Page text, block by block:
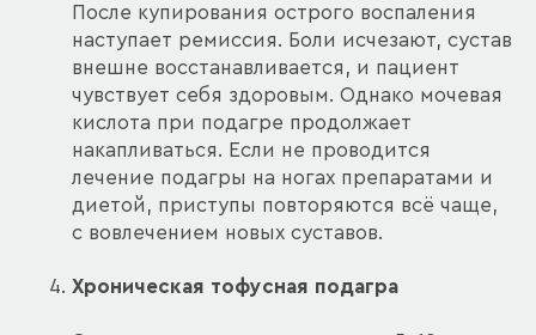
После купирования острого воспаления
наступает ремиссия. Боли исчезают, сустав
внешне восстанавливается, и пациент
чувствует себя здоровым. Однако мочевая
кислота при подагре продолжает
накапливаться. Если не проводится
лечение подагры на ногах препаратами и
диетой, приступы повторяются всё чаще,
с вовлечением новых суставов.
Хроническая тофусная подагра